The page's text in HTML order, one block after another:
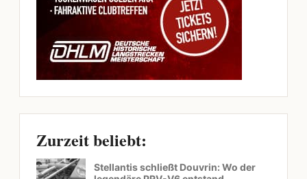
Zurzeit beliebt:
Stellantis schließt Douvrin: Wo der